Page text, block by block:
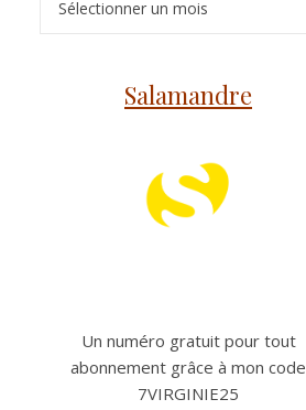
Salamandre
Un numéro gratuit pour tout
abonnement grâce à mon code
7VIRGINIE25